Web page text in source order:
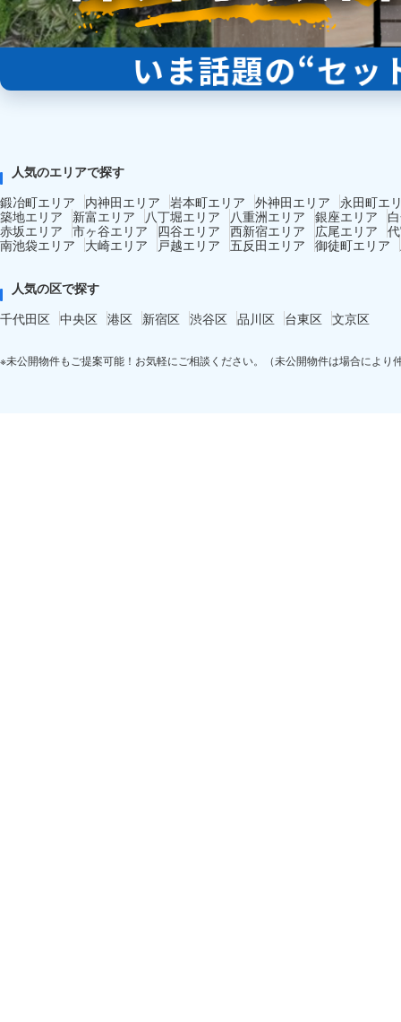
人気のエリアで探す
鍛冶町エリア
内神田エリア 岩本町エリア 外神田エリア
永田町エ
築地エリア
新富エリア 八丁堀エリア 八重洲エリア 銀座エリア
赤坂エリア 市ヶ谷エリア 四谷エリア 西新宿エリア 広尾エリア
南池袋エリア
大崎エリア 戸越エリア 五反田エリア 御徒町エリア
人気の区で探す
千代田区 中央区 港区 新宿区 渋谷区 品川区 台東区 文京区
※未公開物件もご提案可能！お気軽にご相談ください。（未公開物件は場合により